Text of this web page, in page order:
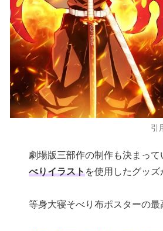
引
劇場版三部作の制作も決まっ
べりイラストを使用したグッズ
等身大寝そべり布ポスターの